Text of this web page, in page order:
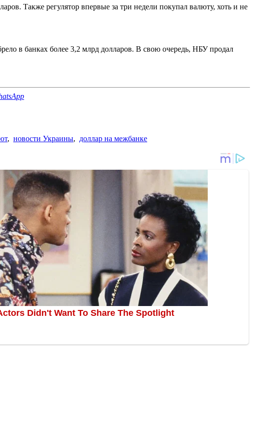
Также регулятор впервые за три недели покупал валюту, хоть и не
в банках более 3,2 млрд долларов. В свою очередь, НБУ продал
, новости Украины, доллар на межбанке